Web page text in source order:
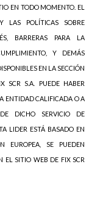
EN TODO MOMENTO. EL
LAS POLÍTICAS SOBRE
BARRERAS PARA LA
Y DEMÁS
EN LA SECCIÓN
SCR S.A. PUEDE HABER
ENTIDAD CALIFICADA O A
DE DICHO SERVICIO DE
LIDER ESTÁ BASADO EN
EUROPEA, SE PUEDEN
EL SITIO WEB DE FIX SCR